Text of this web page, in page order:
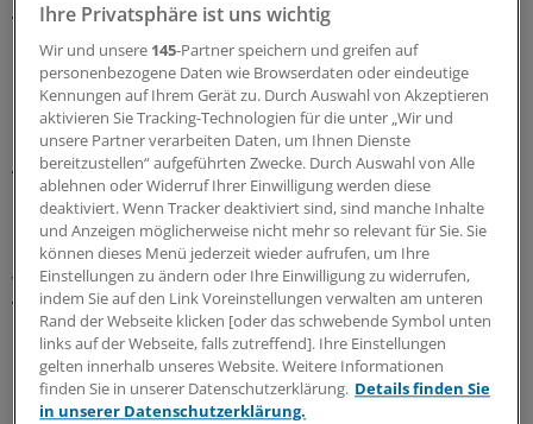
Von allen Teilnehmern hatten 182 Patienten (18,2
Prozent) niedrig dosiertes ASS (zwischen 75 und 325 mg
pro Tag) ab der Krebsdiagnose eingenommen.
Insgesamt 465 Patienten starben bis zum Ende des
Follow-up: 396 von 817 Patienten (48,5 Prozent) ohne
ASS-Therapie und 69 der 182 Patienten (37,9 Prozent)
mit ASS.
Die Wahrscheinlichkeit, im Studienzeitraum zu sterben,
war bei ASS-Behandlung gegenüber der
Vergleichsgruppe um 36 Prozent verringert (Relatives
Risiko, RR: 0,64).
Nutzen abhängig von COX-2
Ihre Privatsphäre ist uns wichtig
Wir und unsere 145-Partner speichern und greifen auf
personenbezogene Daten wie Browserdaten oder eindeutige
Kennungen auf Ihrem Gerät zu. Durch Auswahl von Akzeptieren
aktivieren Sie Tracking-Technologien für die unter „Wir und
unsere Partner verarbeiten Daten, um Ihnen Dienste
bereitzustellen“ aufgeführten Zwecke. Durch Auswahl von Alle
ablehnen oder Widerruf Ihrer Einwilligung werden diese
deaktiviert. Wenn Tracker deaktiviert sind, sind manche Inhalte
und Anzeigen möglicherweise nicht mehr so relevant für Sie. Sie
können dieses Menü jederzeit wieder aufrufen, um Ihre
Einstellungen zu ändern oder Ihre Einwilligung zu widerrufen,
indem Sie auf den Link Voreinstellungen verwalten am unteren
Rand der Webseite klicken [oder das schwebende Symbol unten
links auf der Webseite, falls zutreffend]. Ihre Einstellungen
gelten innerhalb unseres Website. Weitere Informationen
finden Sie in unserer Datenschutzerklärung. Details finden Sie
in unserer Datenschutzerklärung.